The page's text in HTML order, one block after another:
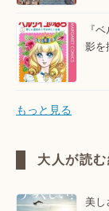
『
影を
もっと見る
大人が読
美し